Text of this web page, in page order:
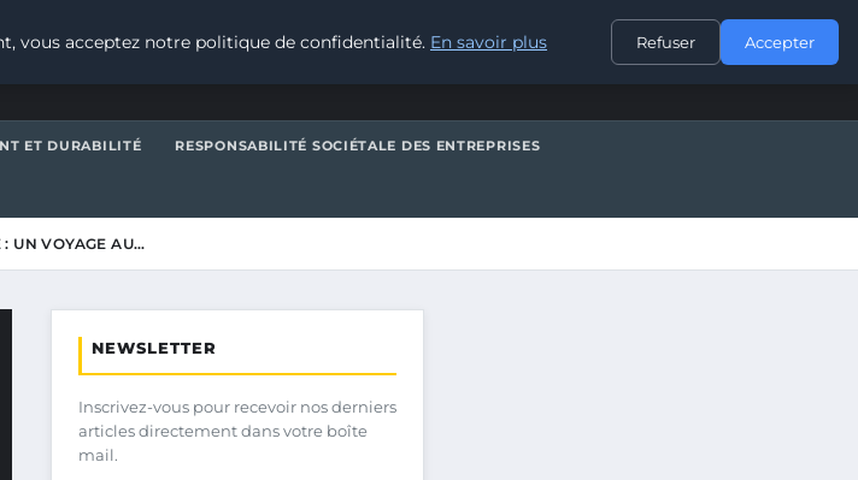
CONTACT
ET DURABILITÉ RESPONSABILITÉ SOCIÉTALE DES ENTREPRISES
: UN VOYAGE AU…
NEWSLETTER
Inscrivez-vous pour recevoir nos derniers
articles directement dans votre boîte
mail.
vous acceptez notre politique de confidentialité. En savoir plus Refuser Accepter